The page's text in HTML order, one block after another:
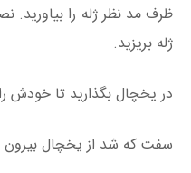
ظرف مد نظر ژله را
ژله بریزید.
در یخچال بگذارید تا خودش
سفت که شد از یخچال بیرون